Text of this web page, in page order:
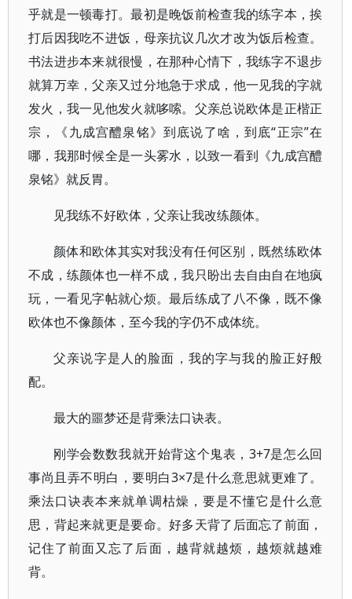
乎就是一顿毒打。最初是晚饭前检查我的练字本，挨
打后因我吃不进饭，母亲抗议几次才改为饭后检查。
书法进步本来就很慢，在那种心情下，我练字不退步
就算万幸，父亲又过分地急于求成，他一见我的字就
发火，我一见他发火就哆嗦。父亲总说欧体是正楷正
宗，《九成宫醴泉铭》到底说了啥，到底“正宗”在
哪，我那时候全是一头雾水，以致一看到《九成宫醴
泉铭》就反胃。
见我练不好欧体，父亲让我改练颜体。
颜体和欧体其实对我没有任何区别，既然练欧体
不成，练颜体也一样不成，我只盼出去自由自在地疯
玩，一看见字帖就心烦。最后练成了八不像，既不像
欧体也不像颜体，至今我的字仍不成体统。
父亲说字是人的脸面，我的字与我的脸正好般
配。
最大的噩梦还是背乘法口诀表。
刚学会数数我就开始背这个鬼表，3+7是怎么回
事尚且弄不明白，要明白3×7是什么意思就更难了。
乘法口诀表本来就单调枯燥，要是不懂它是什么意
思，背起来就更是要命。好多天背了后面忘了前面，
记住了前面又忘了后面，越背就越烦，越烦就越难
背。